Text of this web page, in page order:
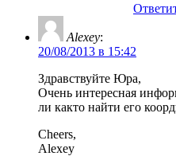
Alexey:
20/08/2013 в 15:42
Здравствуйте Юра,
Очень интересная
ли както найти его
Cheers,
Alexey